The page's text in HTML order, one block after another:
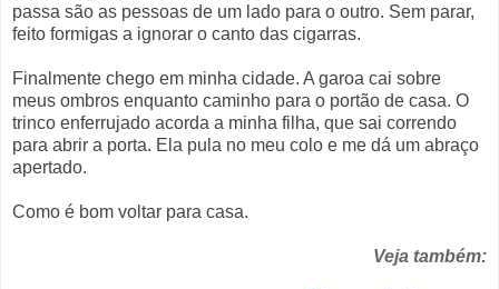
passa são as pessoas de um lado para o outro. Sem parar,
feito formigas a ignorar o canto das cigarras.
Finalmente chego em minha cidade. A garoa cai sobre
meus ombros enquanto caminho para o portão de casa. O
trinco enferrujado acorda a minha filha, que sai correndo
para abrir a porta. Ela pula no meu colo e me dá um abraço
apertado.
Como é bom voltar para casa.
Veja também: